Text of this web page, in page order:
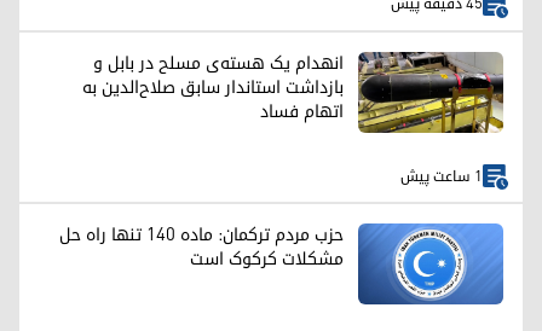
انهدام یک هسته‌ی مسلح در بابل و
بازداشت استاندار سابق صلاح‌الدین به
اتهام فساد
1 ساعت پیش
حزب مردم ترکمان: ماده ۱۴۰ تنها راه حل
مشکلات کرکوک است